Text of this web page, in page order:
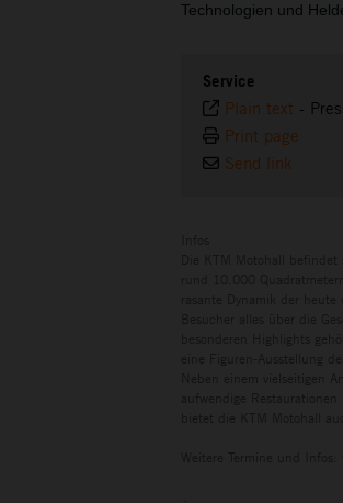
Technologien und
Service
Plain text -
Print page
Send link